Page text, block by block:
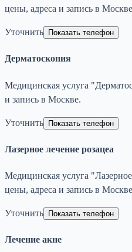
цены, адреса и запись в
Уточнить Показать телефон
Дерматоскопия
Медицинская услуга
и запись в Москве.
Уточнить Показать телефон
Лазерное лечение розацеа
Медицинская услуга
цены, адреса и запись в
Уточнить Показать телефон
Лечение акне